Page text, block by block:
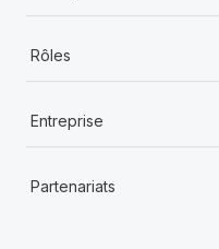
Rôles
Entreprise
Partenariats